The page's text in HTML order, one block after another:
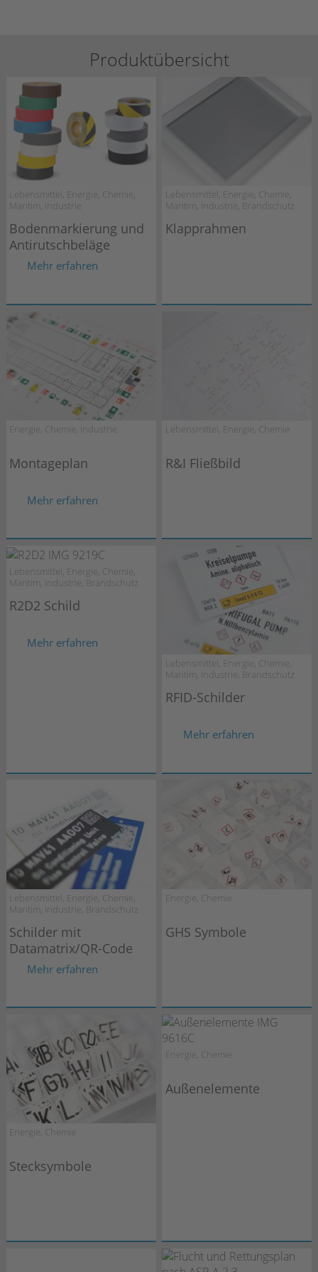
Produktübersicht
Lebensmittel, Energie, Chemie,
Maritim, Industrie
Bodenmarkierung und
Antirutschbeläge
Mehr erfahren
Lebensmittel, Energie, Chemie,
Maritim, Industrie, Brandschutz
Klapprahmen
Energie, Chemie, Industrie
Montageplan
Mehr erfahren
Lebensmittel, Energie, Chemie
R&I Fließbild
Lebensmittel, Energie, Chemie,
Maritim, Industrie, Brandschutz
R2D2 Schild
Mehr erfahren
Lebensmittel, Energie, Chemie,
Maritim, Industrie, Brandschutz
RFID-Schilder
Mehr erfahren
Lebensmittel, Energie, Chemie,
Maritim, Industrie, Brandschutz
Schilder mit
Datamatrix/QR-Code
Mehr erfahren
Energie, Chemie
GHS Symbole
Energie, Chemie
Stecksymbole
Energie, Chemie
Außenelemente